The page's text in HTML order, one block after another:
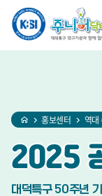
반복영역
건너뛰기
홍보센터 역대
2025
대덕특구 50주년
공유